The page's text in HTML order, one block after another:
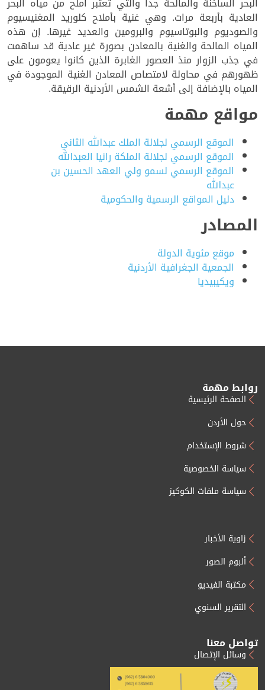
العادية بأربعة مرات. وهي غنية بأملاح كلوريد المغنيسيوم
والصوديوم والبوتاسيوم والبرومين والعديد غيرها. إن هذه
المياه المالحة والغنية بالمعادن بصورة غير عادية قد ساهمت
في جذب الزوار منذ العصور الغابرة الذين كانوا يعومون على
ظهورهم في محاولة لامتصاص المعادن الغنية الموجودة في
المياه بالإضافة إلى أشعة الشمس الأردنية الرقيقة.
مواقع مهمة
الموقع الرسمي لجلالة الملك عبدالله الثاني
الموقع الرسمي لجلالة الملكة رانيا العبدالله
الموقع الرسمي لسمو ولي العهد الحسين بن
عبدالله
دليل المواقع الرسمية والحكومية
المصادر
موقع مئوية الدولة
الجمعية الجغرافية الأردنية
ويكيبيديا
روابط مهمة
الصفحة الرئيسية
حول الأردن
شروط الإستخدام
سياسة الخصوصية
سياسة ملفات الكوكيز
زاوية الأخبار
ألبوم الصور
مكتبة الفيديو
التقرير السنوي
تواصل معنا
وسائل الإتصال